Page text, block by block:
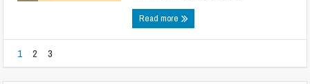
Read more
1 2 3